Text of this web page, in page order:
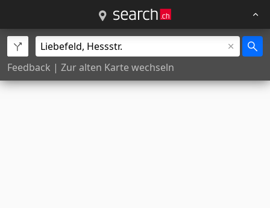
Feedback | Zur alten Karte wechseln